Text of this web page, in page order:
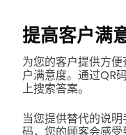
提高客户满
为您的客户提供方
户满意度。通过QR
上搜索答案。
当您提供替代的说